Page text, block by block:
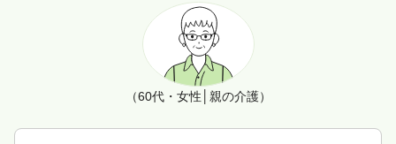
（60代・女性│親の介護）